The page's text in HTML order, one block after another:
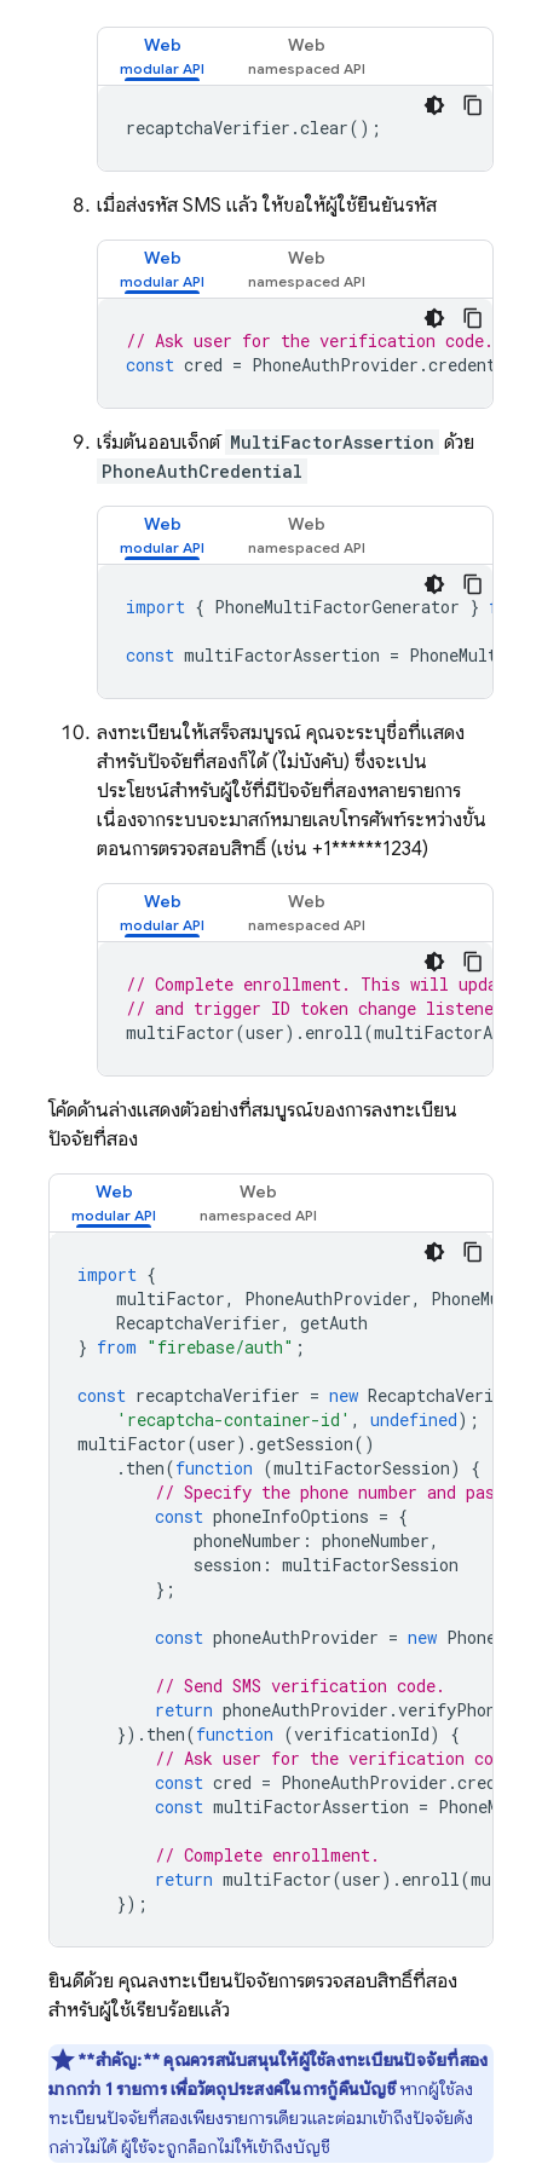
Web Web
recaptchaVerifier .clear();
เมื่อส่งรหัส SMS แล้ว ให้ขอให้ผู้ใช้ยืนยันรหัส
Web Web
// Ask user for the verification code.
const cred = PhoneAuthProvider .credential
เริ่มต้นออบเจ็กต์ MultiFactorAssertion ด้วย
PhoneAuthCredential
Web Web
import { PhoneMultiFactorGenerator } from
const multiFactorAssertion =
ลงทะเบียนให้เสร็จสมบูรณ์ คุณจะระบุชื่อที่แสดง
สำหรับปัจจัยที่สองก็ได้ (ไม่บังคับ) ซึ่งจะเป็น
ประโยชน์สำหรับผู้ใช้ที่มีปัจจัยที่สองหลายรายการ
เนื่องจากระบบจะมาสก์หมายเลขโทรศัพท์ระหว่างขั้น
ตอนการตรวจสอบสิทธิ์ (เช่น +1******1234)
Web Web
// Complete enrollment. This will update
// and trigger ID token change listener.
multiFactor(user). enroll(
โค้ดด้านล่างแสดงตัวอย่างที่สมบูรณ์ของการลงทะเบียน
ปัจจัยที่สอง
Web Web
import {
multiFactor, PhoneAuthProvider,
RecaptchaVerifier,
getAuth
} from "firebase/auth" ;
const recaptchaVerifier = new RecaptchaVerifier
'recaptcha-container-id' , undefined);
multiFactor(user).getSession()
. then(function (multiFactorSession)
{
// Specify the phone number and pass
const phoneInfoOptions = {
phoneNumber : phoneNumber,
session : multiFactorSession
};
const phoneAuthProvider = new
// Send SMS verification code.
return phoneAuthProvider .
}). then(function (verificationId)
{
// Ask user for the verification code.
const cred = PhoneAuthProvider .
const multiFactorAssertion =
// Complete enrollment.
return multiFactor(user). enroll(
});
ยินดีด้วย คุณลงทะเบียนปัจจัยการตรวจสอบสิทธิ์ที่สอง
สำหรับผู้ใช้เรียบร้อยแล้ว
**สำคัญ:**คุณควรสนับสนุนให้ผู้ใช้ลงทะเบียนปัจจัยที่สอง
มากกว่า 1 รายการ เพื่อวัตถุประสงค์ในการกู้คืนบัญชีหากผู้ใช้ลง
ทะเบียนปัจจัยที่สองเพียงรายการเดียวและต่อมาเข้าถึงปัจจัยดัง
กล่าวไม่ได้ ผู้ใช้จะถูกล็อกไม่ให้เข้าถึงบัญชี